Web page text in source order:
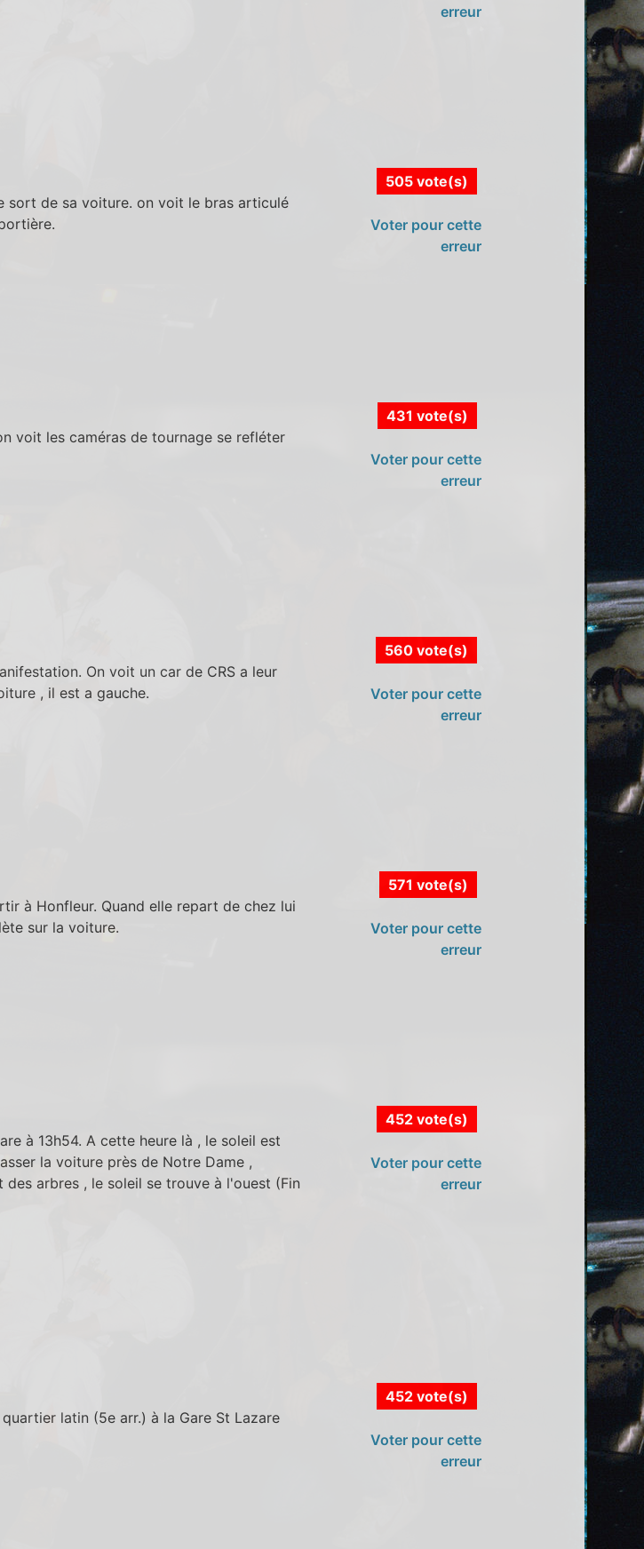
erreur
sort de sa voiture. on voit le bras articulé
505 vote(s)
Voter pour cette
erreur
voit les caméras de tournage se refléter
431 vote(s)
Voter pour cette
erreur
On voit un car de CRS a leur
, il est a gauche.
560 vote(s)
Voter pour cette
erreur
à Honfleur. Quand elle repart de chez lui
sur la voiture.
571 vote(s)
Voter pour cette
erreur
à 13h54. A cette heure là , le soleil est
la voiture près de Notre Dame ,
arbres , le soleil se trouve à l'ouest (Fin
452 vote(s)
Voter pour cette
erreur
latin (5e arr.) à la Gare St Lazare
452 vote(s)
Voter pour cette
erreur